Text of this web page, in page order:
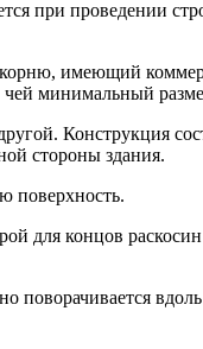
при проведении
имеющий
минимальный
Конструкция
стороны здания.
поверхность.
для концов
вдоль